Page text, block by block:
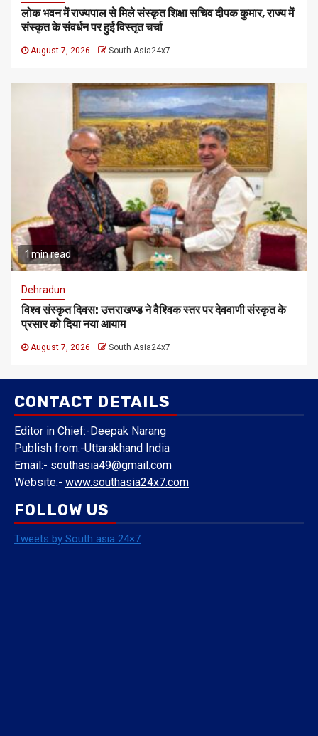
लोक भवन में राज्यपाल से मिले संस्कृत शिक्षा सचिव दीपक कुमार, राज्य में
संस्कृत के संवर्धन पर हुई विस्तृत चर्चा
August 7, 2026 South Asia24x7
1 min read
Dehradun
विश्व संस्कृत दिवस: उत्तराखण्ड ने वैश्विक स्तर पर देववाणी संस्कृत के
प्रसार को दिया नया आयाम
August 7, 2026 South Asia24x7
CONTACT DETAILS
Editor in Chief:-Deepak Narang
Publish from:-Uttarakhand India
Email:- southasia49@gmail.com
Website:- www.southasia24x7.com
FOLLOW US
Tweets by South asia 24×7